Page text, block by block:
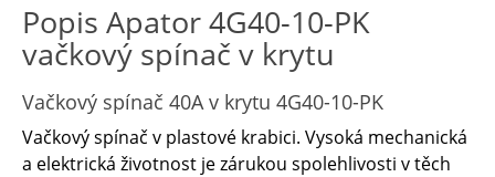
Popis Apator 4G40-10-PK
vačkový spínač v krytu
Vačkový spínač 40A v krytu 4G40-10-PK
Vačkový spínač v plastové krabici. Vysoká mechanická
a elektrická životnost je zárukou spolehlivosti v těch